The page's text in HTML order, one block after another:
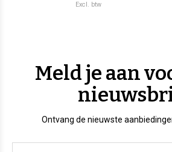
Excl. btw
Meld je aan
Ontvang de nieuwste